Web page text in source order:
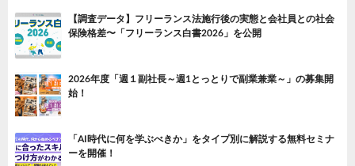
【調査データ】フリーランス法施行後の実態と会社員との社会
保険格差〜「フリーランス白書2026」を公開
2026年度「週１副社長～週1とっとりで副業兼業～」の募集開
始！
「AI時代に何を学ぶべきか」をタイプ別に解説する無料セミナ
ーを開催！